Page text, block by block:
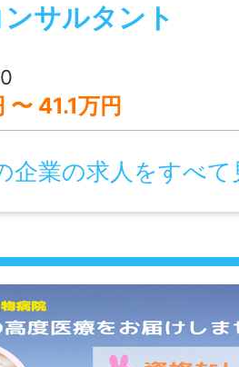
サルタント
〜 41.1万円
企業の求人をすべて